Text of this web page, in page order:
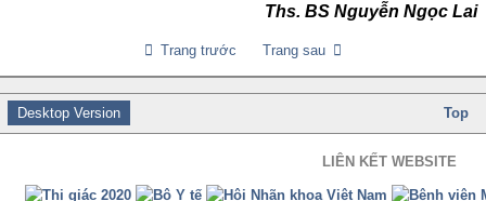
Ths. BS Nguyễn Ngọc Lai
Trang trước Trang sau
Desktop Version Top
LIÊN KẾT WEBSITE